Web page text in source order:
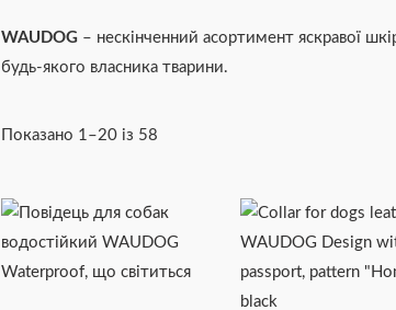
WAUDOG – нескінченний асортимент яскравої
будь-якого власника тварини.
Показано 1–20 із 58
Діапазон
цін:
від
Цей
товар
має